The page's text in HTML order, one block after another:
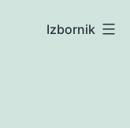
Izbornik